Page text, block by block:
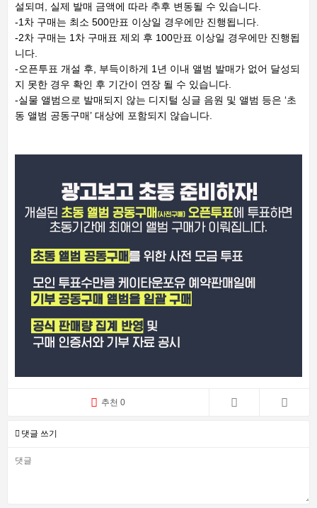
설되며, 실제 발매 금액에 따라 추후 변동될 수 있습니다.
-1차 구매는 최소 500만표 이상일 경우에만 진행됩니다.
-2차 구매는 1차 구매표 제외 후 100만표 이상일 경우에만 진행됩
니다.
-오픈투표 개설 후, 부득이하게 1년 이내 앨범 발매가 없어 달성되
지 못한 경우 확인 후 기간이 연장 될 수 있습니다.
-실물 앨범으로 발매되지 않는 디지털 싱글 음원 및 앨범 등은 ‘초
동 앨범 공동구매’ 대상에 포함되지 않습니다.
추천 0
댓글 쓰기